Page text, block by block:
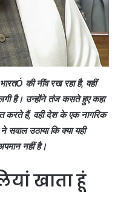
की नींव रख रहा है, वहीं
है। उन्होंने तंज कसते हुए कहा
करते हैं, वही देश के एक नागरिक
सवाल उठाया कि क्या यही
नहीं है।
खाता हूं